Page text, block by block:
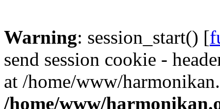
Warning: session_start() [
send session cookie -
at /home/www/
/home/www/